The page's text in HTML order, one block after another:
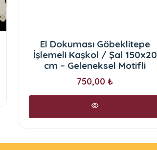
El Dokuması Göbeklitepe
İşlemeli Kaşkol / Şal 150x20
cm – Geleneksel Motifli
750,00 ₺